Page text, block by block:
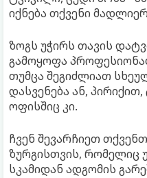
იქნება თქვენი
ზოგს უჭირს თავის
გამოყოფა
თუმცა შეგიძლიათ
დასვენება ან,
ოფისშიც კი.
ჩვენ შევარჩიეთ
ზურგისთვის, რომელიც
სკამიდან ადგომის